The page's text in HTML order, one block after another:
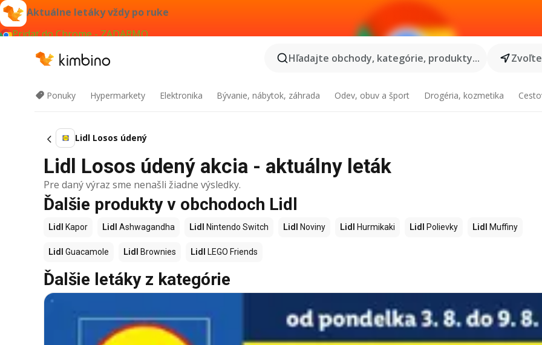
Aktuálne letáky vždy po ruke
Pridať do Chrome - ZADARMO
Hľadajte obchody, kategórie, produkty...
Ponuky Hypermarkety Elektronika Bývanie, nábytok, záhrada Odev, obuv a šport Drogéria, kozmetika
Lidl Losos údený
Lidl Losos údený akcia - aktuálny leták
Pre daný výraz sme nenašli žiadne výsledky.
Ďalšie produkty v obchodoch Lidl
Lidl Kapor Lidl Ashwagandha Lidl Nintendo Switch Lidl Noviny Lidl Hurmikaki Lidl Polievky Lidl Muffiny
Lidl Guacamole Lidl Brownies Lidl LEGO Friends
Ďalšie letáky z kategórie